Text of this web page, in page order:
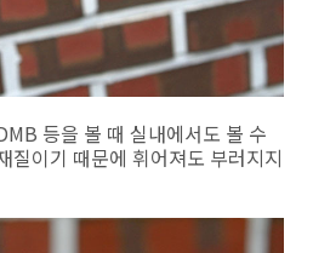
등을 볼 때 실내에서도 볼 수
질이기 때문에 휘어져도 부러지지